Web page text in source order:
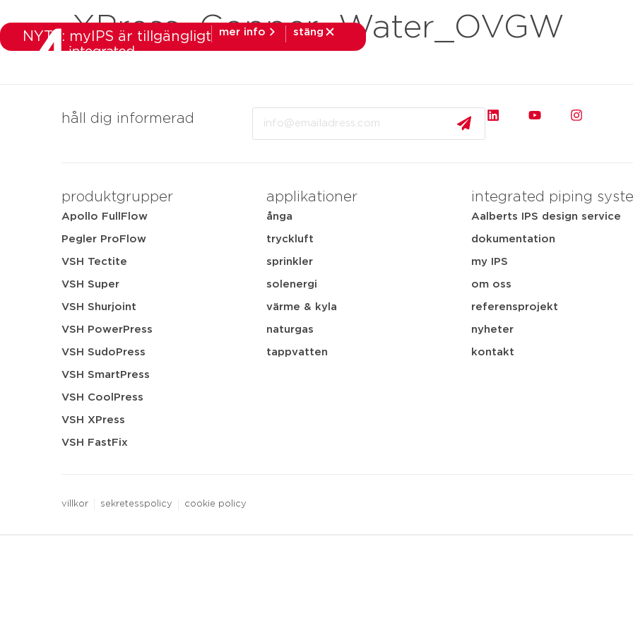
NYTT: myIPS är tillgängligt mer info
stäng
XPress_Copper_Water_OVGW
håll dig informerad
produktgrupper
Apollo FullFlow
Pegler ProFlow
VSH Tectite
VSH Super
VSH Shurjoint
VSH PowerPress
VSH SudoPress
VSH SmartPress
VSH CoolPress
VSH XPress
VSH FastFix
applikationer
ånga
tryckluft
sprinkler
solenergi
värme & kyla
naturgas
tappvatten
integrated piping
Aalberts IPS design service
dokumentation
my IPS
om oss
referensprojekt
nyheter
kontakt
villkor sekretesspolicy cookie policy